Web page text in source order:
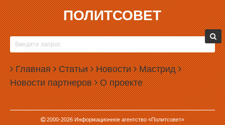
ПОЛИТСОВЕТ
Главная Статьи Новости Мастрид
Новости партнеров О проекте
2000-2026Информационное агентство «Политсовет»
30.06.2017, 18:19
В ГОСДУМЕ ВЫБРАЛИ ТЕКСТ ПРИСЯГИ ДЛЯ РОССИЙСКИХ
ГРАЖДАН
Депутаты Госдумы определились с текстом присяги для
вступления в российское гражданство. Итоговый вариант
представляет собой общее решение всех фракций, отмечает
заместитель главы комитета по...
30.06.2017, 18:08